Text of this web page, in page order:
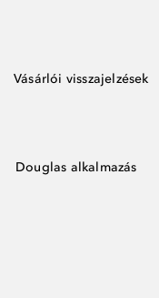
Vásárlói visszajelzések
Douglas alkalmazás